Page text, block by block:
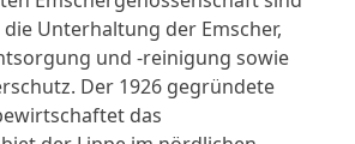
Unterhaltung der Emscher,
und -reinigung sowie
Der 1926 gegründete
das